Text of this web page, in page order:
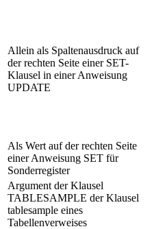
Allein als Spaltenausdruck auf
der rechten Seite einer SET-
Klausel in einer Anweisung
UPDATE
Als Wert auf der rechten Seite
einer Anweisung SET für
Sonderregister
Argument der Klausel
TABLESAMPLE der Klausel
tablesample eines
Tabellenverweises